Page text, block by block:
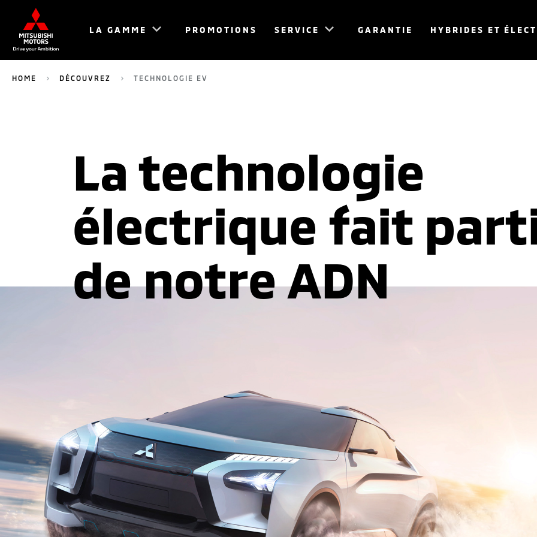
LA GAMME PROMOTIONS SERVICE GARANTIE HYBRIDES ET
HOME DÉCOUVREZ TECHNOLOGIE EV
La technologie
électrique fait
de notre ADN